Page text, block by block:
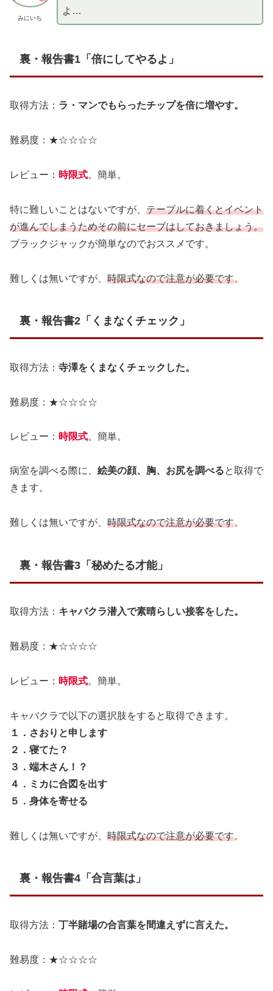
みにいち
よ…
裏・報告書1「倍にしてやるよ」
取得方法： ラ・マンでもらったチップを倍に増やす。
難易度：★☆☆☆☆
レビュー： 時限式。簡単。
特に難しいことはないですが、 テーブルに着くとイベント
が進んでしまうためその前にセーブはしておきましょう。
ブラックジャックが簡単なのでおススメです。
難しくは無いですが、 時限式なので注意が必要です。
裏・報告書2「くまなくチェック」
取得方法： 寺澤をくまなくチェックした。
難易度：★☆☆☆☆
レビュー： 時限式。簡単。
病室を調べる際に、 絵美の顔、胸、お尻を調べると取得で
きます。
難しくは無いですが、 時限式なので注意が必要です。
裏・報告書3「秘めたる才能」
取得方法： キャバクラ潜入で素晴らしい接客をした。
難易度：★☆☆☆☆
レビュー： 時限式。簡単。
キャバクラで以下の選択肢をすると取得できます。
１．さおりと申します
２．寝てた？
３．端木さん！？
４．ミカに合図を出す
５．身体を寄せる
難しくは無いですが、 時限式なので注意が必要です。
裏・報告書4「合言葉は」
取得方法： 丁半賭場の合言葉を間違えずに言えた。
難易度：★☆☆☆☆